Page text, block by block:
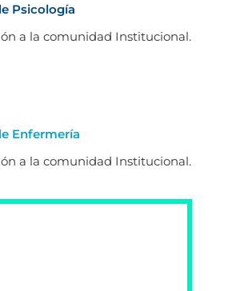
Psicología
a la comunidad Institucional.
Enfermería
a la comunidad Institucional.